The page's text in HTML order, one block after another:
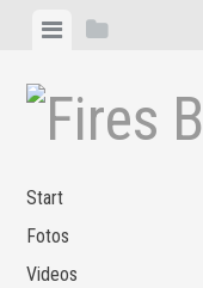
Zum
springen
Menü
Start
Fotos
Videos